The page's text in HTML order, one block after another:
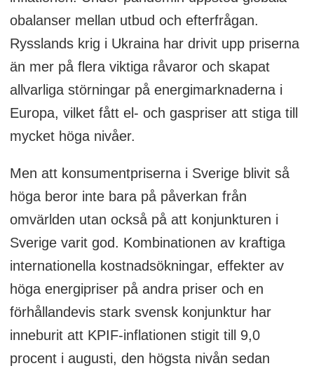
obalanser mellan utbud och efterfrågan.
Rysslands krig i Ukraina har drivit upp priserna
än mer på flera viktiga råvaror och skapat
allvarliga störningar på energimarknaderna i
Europa, vilket fått el- och gaspriser att stiga till
mycket höga nivåer.
Men att konsumentpriserna i Sverige blivit så
höga beror inte bara på påverkan från
omvärlden utan också på att konjunkturen i
Sverige varit god. Kombinationen av kraftiga
internationella kostnadsökningar, effekter av
höga energipriser på andra priser och en
förhållandevis stark svensk konjunktur har
inneburit att KPIF-inflationen stigit till 9,0
procent i augusti, den högsta nivån sedan